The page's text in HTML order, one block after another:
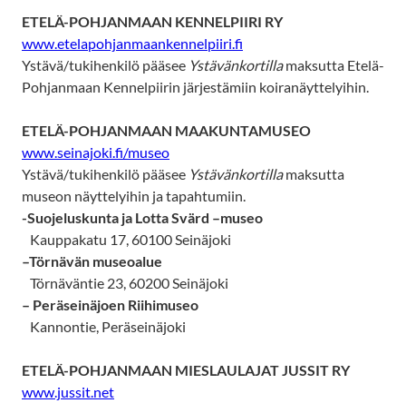
ETELÄ-POHJANMAAN KENNELPIIRI RY
www.etelapohjanmaankennelpiiri.fi
Ystävä/tukihenkilö pääsee Ystävänkortillamaksutta Etelä-
Pohjanmaan Kennelpiirin järjestämiin koiranäyttelyihin.
ETELÄ-POHJANMAAN MAAKUNTAMUSEO
www.seinajoki.fi/museo
Ystävä/tukihenkilö pääsee Ystävänkortillamaksutta
museon näyttelyihin ja tapahtumiin.
-Suojeluskunta ja Lotta Svärd –museo
Kauppakatu 17, 60100 Seinäjoki
–Törnävän museoalue
Törnäväntie 23, 60200 Seinäjoki
– Peräseinäjoen Riihimuseo
Kannontie, Peräseinäjoki
ETELÄ-POHJANMAAN MIESLAULAJAT JUSSIT RY
www.jussit.net